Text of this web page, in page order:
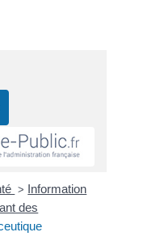
> Information
des